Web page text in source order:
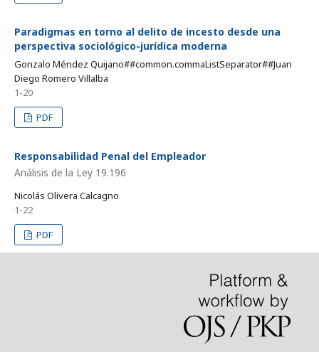
Paradigmas en torno al delito de incesto desde una
perspectiva sociológico-jurídica moderna
Gonzalo Méndez Quijano##common.commaListSeparator##Juan
Diego Romero Villalba
1-20
PDF
Responsabilidad Penal del Empleador
Análisis de la Ley 19.196
Nicolás Olivera Calcagno
1-22
PDF